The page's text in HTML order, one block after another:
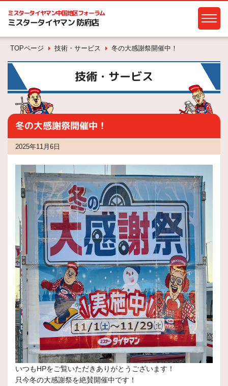
ミスタータイヤマン中国地区フォーラム
ミスタータイヤマン 防府店
TOPページ 技術・サービス 冬の大感謝祭開催中！
技術・サービス
冬の大感謝祭開催中！
2025年11月6日
いつもHPをご覧いただきありがとうございます！
只今冬の大感謝祭を絶賛開催中です！